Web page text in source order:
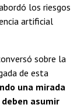
los riesgos
artificial
sobre la
de esta
una mirada
asumir